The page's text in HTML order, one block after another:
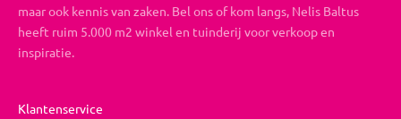
maar ook kennis van zaken. Bel ons of kom langs, Nelis Baltus
heeft ruim 5.000 m2 winkel en tuinderij voor verkoop en
inspiratie.
Klantenservice